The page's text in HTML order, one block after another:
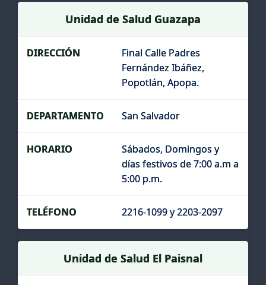
Unidad de Salud Guazapa
Final Calle Padres
Fernández Ibáñez,
Popotlán, Apopa.
San Salvador
Sábados, Domingos y
días festivos de 7:00 a.m a
5:00 p.m.
2216-1099 y 2203-2097
Unidad de Salud El Paisnal